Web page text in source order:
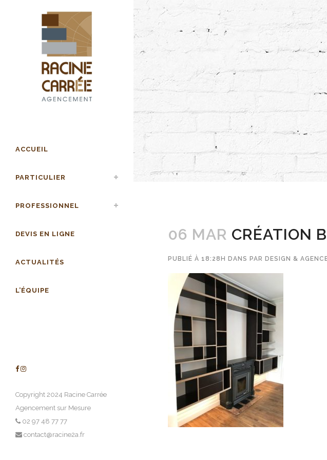
ACCUEIL
PARTICULIER
PROFESSIONNEL
DEVIS EN LIGNE
ACTUALITÉS
L’ÉQUIPE
Copyright 2024 Racine Carrée
Agencement sur Mesure
02 97 48 77 77
contact@racine2a.fr
06 MAR CRÉATION
PUBLIÉ À 18:28H DANS PAR DESIGN &